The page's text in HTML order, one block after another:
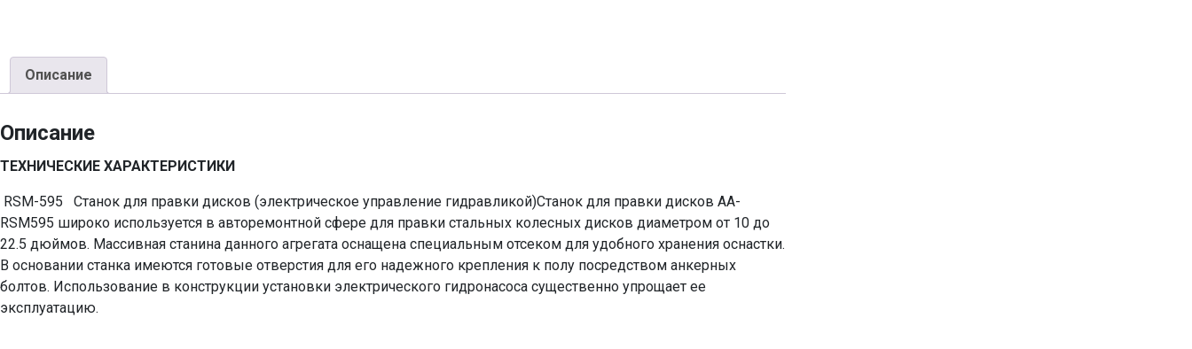
Описание
Описание
ТЕХНИЧЕСКИЕ ХАРАКТЕРИСТИКИ
RSM-595 Станок для правки дисков (электрическое управление гидравликой)Станок для правки дисков AA-
RSM595 широко используется в авторемонтной сфере для правки стальных колесных дисков диаметром от 10 до
22.5 дюймов. Массивная станина данного агрегата оснащена специальным отсеком для удобного хранения оснастки.
В основании станка имеются готовые отверстия для его надежного крепления к полу посредством анкерных
болтов. Использование в конструкции установки электрического гидронасоса существенно упрощает ее
эксплуатацию.